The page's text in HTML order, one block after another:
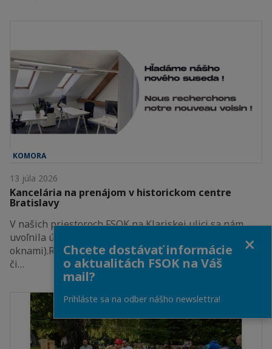
KOMORA
13 júla 2026
Kancelária na prenájom v historickom centre
Bratislavy
V našich priestoroch FSOK na Klariskej ulici sa nám
uvoľnila útulná kancelária (15,6 m² s dvomi
oknami).Radi v nej privítame nového podnájomníka –
či…
Chcete dostávať informácie
o aktualitách FSOK na Váš
mail?
Prihláste sa na odber nášho newslettra!